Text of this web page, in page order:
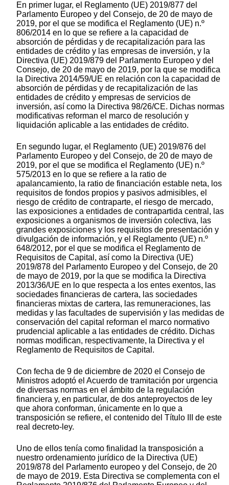
En primer lugar, el Reglamento (UE) 2019/877 del
Parlamento Europeo y del Consejo, de 20 de mayo de
2019, por el que se modifica el Reglamento (UE) n.º
806/2014 en lo que se refiere a la capacidad de
absorción de pérdidas y de recapitalización para las
entidades de crédito y las empresas de inversión, y la
Directiva (UE) 2019/879 del Parlamento Europeo y del
Consejo, de 20 de mayo de 2019, por la que se modifica
la Directiva 2014/59/UE en relación con la capacidad de
absorción de pérdidas y de recapitalización de las
entidades de crédito y empresas de servicios de
inversión, así como la Directiva 98/26/CE. Dichas normas
modificativas reforman el marco de resolución y
liquidación aplicable a las entidades de crédito.
En segundo lugar, el Reglamento (UE) 2019/876 del
Parlamento Europeo y del Consejo, de 20 de mayo de
2019, por el que se modifica el Reglamento (UE) n.º
575/2013 en lo que se refiere a la ratio de
apalancamiento, la ratio de financiación estable neta, los
requisitos de fondos propios y pasivos admisibles, el
riesgo de crédito de contraparte, el riesgo de mercado,
las exposiciones a entidades de contrapartida central, las
exposiciones a organismos de inversión colectiva, las
grandes exposiciones y los requisitos de presentación y
divulgación de información, y el Reglamento (UE) n.º
648/2012, por el que se modifica el Reglamento de
Requisitos de Capital, así como la Directiva (UE)
2019/878 del Parlamento Europeo y del Consejo, de 20
de mayo de 2019, por la que se modifica la Directiva
2013/36/UE en lo que respecta a los entes exentos, las
sociedades financieras de cartera, las sociedades
financieras mixtas de cartera, las remuneraciones, las
medidas y las facultades de supervisión y las medidas de
conservación del capital reforman el marco normativo
prudencial aplicable a las entidades de crédito. Dichas
normas modifican, respectivamente, la Directiva y el
Reglamento de Requisitos de Capital.
Con fecha de 9 de diciembre de 2020 el Consejo de
Ministros adoptó el Acuerdo de tramitación por urgencia
de diversas normas en el ámbito de la regulación
financiera y, en particular, de dos anteproyectos de ley
que ahora conforman, únicamente en lo que a
transposición se refiere, el contenido del Título III de este
real decreto-ley.
Uno de ellos tenía como finalidad la transposición a
nuestro ordenamiento jurídico de la Directiva (UE)
2019/878 del Parlamento europeo y del Consejo, de 20
de mayo de 2019. Esta Directiva se complementa con el